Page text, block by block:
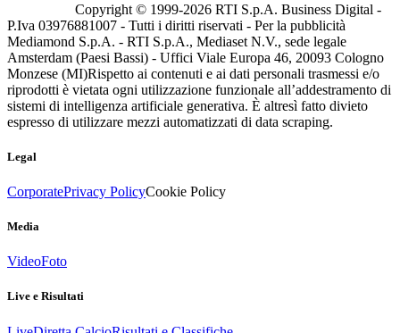
Copyright © 1999-2026 RTI S.p.A. Business Digital -
P.Iva 03976881007 - Tutti i diritti riservati - Per la pubblicità
Mediamond S.p.A. - RTI S.p.A., Mediaset N.V., sede legale
Amsterdam (Paesi Bassi) - Uffici Viale Europa 46, 20093 Cologno
Monzese (MI)Rispetto ai contenuti e ai dati personali trasmessi e/o
riprodotti è vietata ogni utilizzazione funzionale all’addestramento di
sistemi di intelligenza artificiale generativa. È altresì fatto divieto
espresso di utilizzare mezzi automatizzati di data scraping.
Legal
CorporatePrivacy PolicyCookie Policy
Media
VideoFoto
Live e Risultati